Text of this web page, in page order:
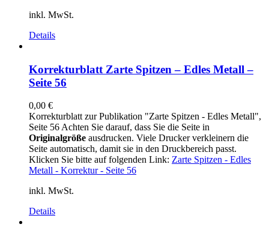
inkl. MwSt.
Details
Korrekturblatt Zarte Spitzen – Edles Metall –
Seite 56
0,00 €
Korrekturblatt zur Publikation "Zarte Spitzen - Edles Metall",
Seite 56 Achten Sie darauf, dass Sie die Seite in
Originalgröße ausdrucken. Viele Drucker verkleinern die
Seite automatisch, damit sie in den Druckbereich passt.
Klicken Sie bitte auf folgenden Link: Zarte Spitzen - Edles
Metall - Korrektur - Seite 56
inkl. MwSt.
Details